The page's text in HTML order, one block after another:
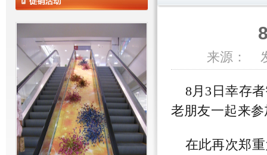
来源：
8月3日幸存
老朋友一起来
在此再次郑